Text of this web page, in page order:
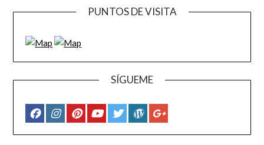
PUNTOS DE VISITA
SÍGUEME